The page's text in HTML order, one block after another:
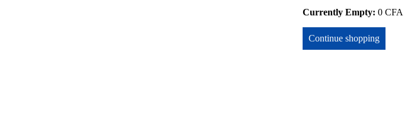
Currently Empty: 0 CFA
Continue shopping